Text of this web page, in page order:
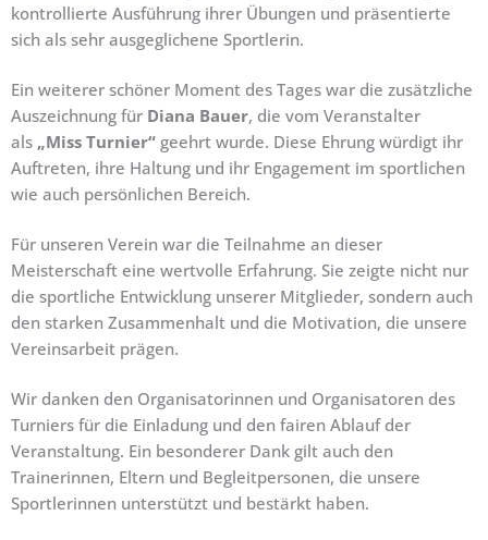
kontrollierte Ausführung ihrer Übungen und präsentierte
sich als sehr ausgeglichene Sportlerin.
Ein weiterer schöner Moment des Tages war die zusätzliche
Auszeichnung für Diana Bauer, die vom Veranstalter
als „Miss Turnier“ geehrt wurde. Diese Ehrung würdigt ihr
Auftreten, ihre Haltung und ihr Engagement im sportlichen
wie auch persönlichen Bereich.
Für unseren Verein war die Teilnahme an dieser
Meisterschaft eine wertvolle Erfahrung. Sie zeigte nicht nur
die sportliche Entwicklung unserer Mitglieder, sondern auch
den starken Zusammenhalt und die Motivation, die unsere
Vereinsarbeit prägen.
Wir danken den Organisatorinnen und Organisatoren des
Turniers für die Einladung und den fairen Ablauf der
Veranstaltung. Ein besonderer Dank gilt auch den
Trainerinnen, Eltern und Begleitpersonen, die unsere
Sportlerinnen unterstützt und bestärkt haben.